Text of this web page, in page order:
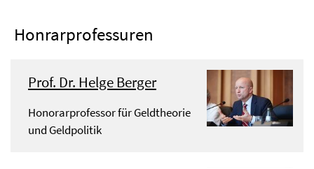
Honrarprofessuren
Prof. Dr. Helge Berger
Honorarprofessor für Geldtheorie
und Geldpolitik